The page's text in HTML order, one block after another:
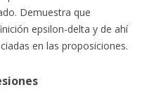
Demuestra que
epsilon-delta y de ahí
en las proposiciones.